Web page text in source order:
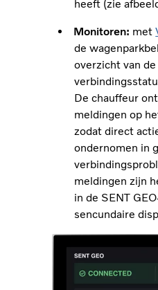
heeft (zie
Monitoren: met
de
overzicht van
De chauffeur
meldingen op
zodat direct
ondernomen in
meldingen zijn
in de SENT
sencundaire